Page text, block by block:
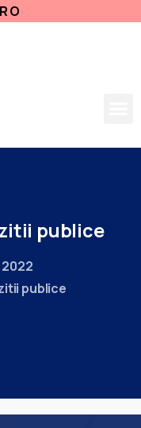
publice
publice